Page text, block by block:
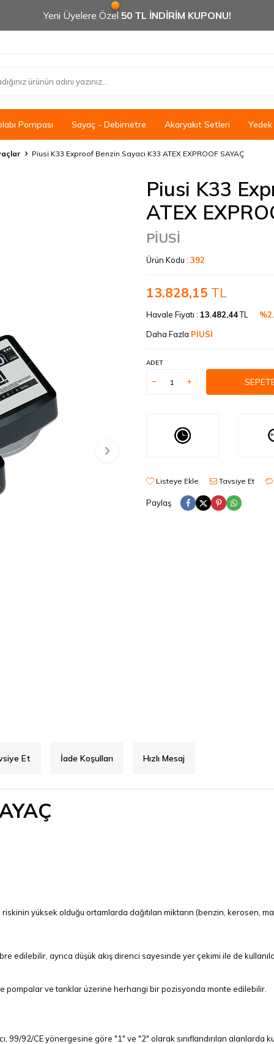
Yeni Üyelere Özel 50 TL İNDİRİM KUPONU!
Pompası Sayaç - Debimetre Akaryakıt Setleri
Piusi K33 Exproof Benzin Sayacı K33 ATEX EXPROOF SAYAÇ
Piusi K33
ATEX
PİUSİ
Ürün Kodu : 392
13.828,15 TL
Havale Fiyatı : 13.482,44TL
Daha Fazla PİUSİ
ADET
Listeye Ekle Tavsiye Et
Paylaş
Et İade Koşulları Hızlı Mesaj
yüksek olduğu ortamlarda dağıtılan miktarın (benzin, kerosen,
edilebilir, ayrıca düşük akış direnci sayesinde yer çekimi ile de
pompalar ve tanklar üzerine herhangi bir pozisyonda monte edilebilir.
99/92/CE yönergesine göre "1" ve "2" olarak sınıflandırılan alanlarda